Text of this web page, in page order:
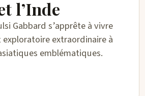
l’Inde
Gabbard s’apprête à vivre
extraordinaire à
emblématiques.